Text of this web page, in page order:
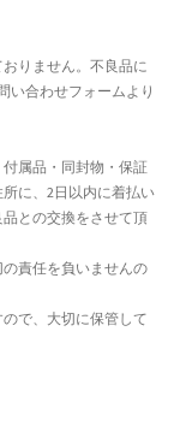
りません。不良品に
い合わせフォームより
属品・同封物・保証
に、2日以内に着払い
との交換をさせて頂
責任を負いませんの
で、大切に保管して